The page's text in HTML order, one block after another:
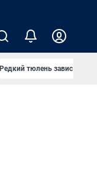
Редкий тюлень завис над